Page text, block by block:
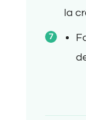
la